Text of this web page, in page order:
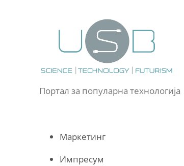
Портал за популарна технологија
Маркетинг
Импресум